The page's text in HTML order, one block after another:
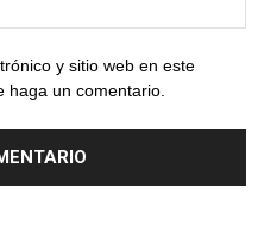
y sitio web en este
haga un comentario.